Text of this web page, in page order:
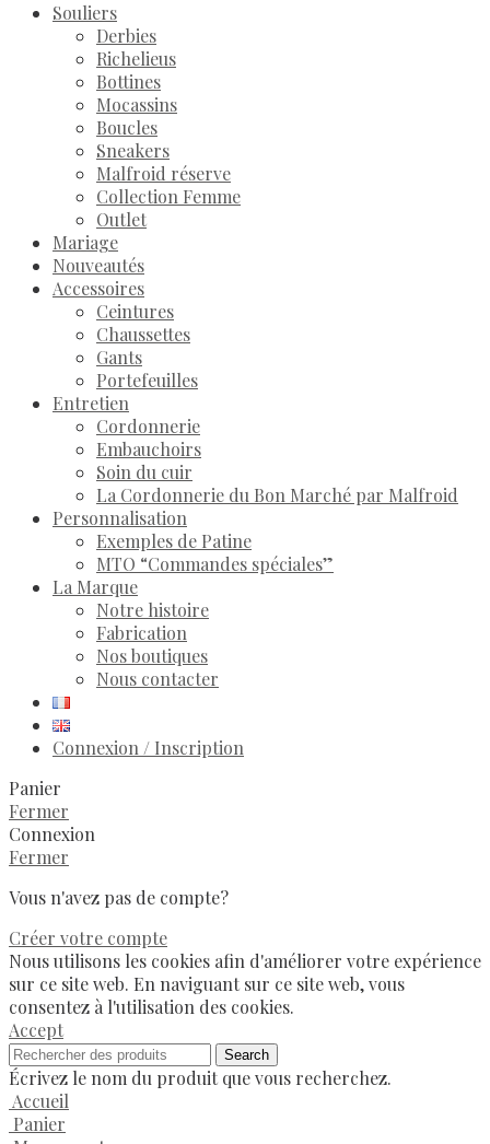
Souliers
Derbies
Richelieus
Bottines
Mocassins
Boucles
Sneakers
Malfroid réserve
Collection Femme
Outlet
Mariage
Nouveautés
Accessoires
Ceintures
Chaussettes
Gants
Portefeuilles
Entretien
Cordonnerie
Embauchoirs
Soin du cuir
La Cordonnerie du Bon Marché par Malfroid
Personnalisation
Exemples de Patine
MTO “Commandes spéciales”
La Marque
Notre histoire
Fabrication
Nos boutiques
Nous contacter
Connexion / Inscription
Panier
Fermer
Connexion
Fermer
Vous n'avez pas de compte?
Créer votre compte
Nous utilisons les cookies afin d'améliorer votre expérience
sur ce site web. En naviguant sur ce site web, vous
consentez à l'utilisation des cookies.
Accept
Search
Écrivez le nom du produit que vous recherchez.
Accueil
Panier